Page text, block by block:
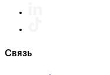
Связь